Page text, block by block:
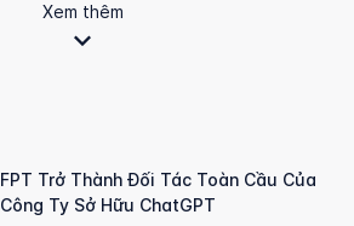
Xem thêm
FPT Trở Thành Đối Tác Toàn Cầu Của
Công Ty Sở Hữu ChatGPT